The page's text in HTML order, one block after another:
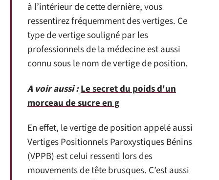
à l’intérieur de cette dernière, vous
ressentirez fréquemment des vertiges. Ce
type de vertige souligné par les
professionnels de la médecine est aussi
connu sous le nom de vertige de position.
A voir aussi :Le secret du poids d'un
morceau de sucre en g
En effet, le vertige de position appelé aussi
Vertiges Positionnels Paroxystiques Bénins
(VPPB) est celui ressenti lors des
mouvements de tête brusques. C’est aussi